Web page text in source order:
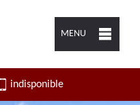
MENU
indisponible